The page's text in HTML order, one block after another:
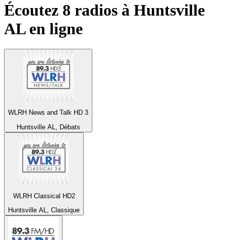
Écoutez 8 radios à Huntsville
ALen ligne
WLRH News and Talk HD 3
Huntsville AL, Débats
WLRH Classical HD2
Huntsville AL, Classique